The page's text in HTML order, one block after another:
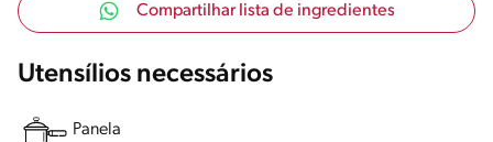
Compartilhar lista de ingredientes
Utensílios necessários
Panela